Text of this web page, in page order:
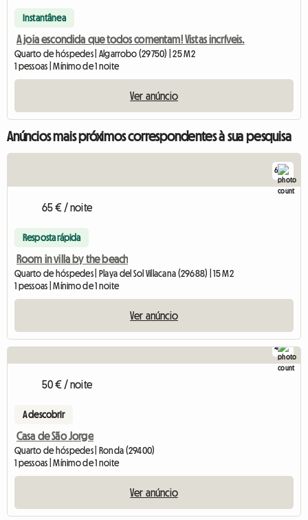
Instantânea
A joia escondida que todos comentam! Vistas incríveis.
Quarto de hóspedes | Algarrobo (29750) | 25 M2
1 pessoas | Mínimo de 1 noite
Ver anúncio
Anúncios mais próximos correspondentes à sua pesquisa
6
65 € / noite
Resposta rápida
Room in villa by the beach
Quarto de hóspedes | Playa del Sol Villacana (29688) | 15 M2
1 pessoas | Mínimo de 1 noite
Ver anúncio
4
50 € / noite
A descobrir
Casa de São Jorge
Quarto de hóspedes | Ronda (29400)
1 pessoas | Mínimo de 1 noite
Ver anúncio